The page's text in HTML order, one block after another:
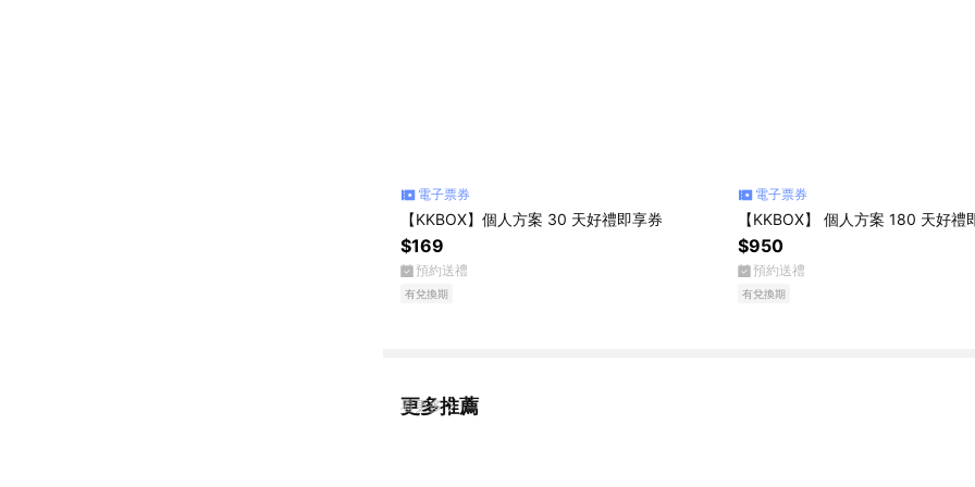
電子票券
【KKBOX】個人方案 30 天好禮即享券
$169
預約送禮
有兌換期
電子票券
【KKBOX】 個人方案 180 天好禮
$950
預約送禮
有兌換期
更多推薦
看更多